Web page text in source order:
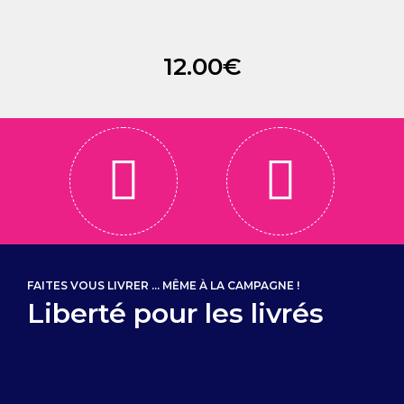
12.00€
FAITES VOUS LIVRER ... MÊME À LA CAMPAGNE !
Liberté pour les livrés